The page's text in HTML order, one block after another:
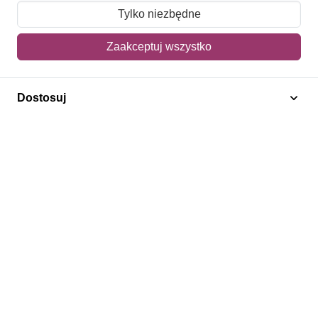
Belgia 1999 Mi 2849 Czyste **
4,20 zł
Dodaj do koszyka
Tylko niezbędne
Zaakceptuj wszystko
Dostosuj